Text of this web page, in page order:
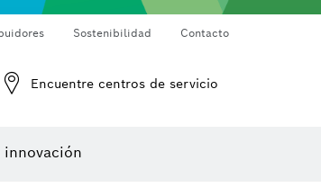
Sostenibilidad Contacto
Encuentre centros de servicio